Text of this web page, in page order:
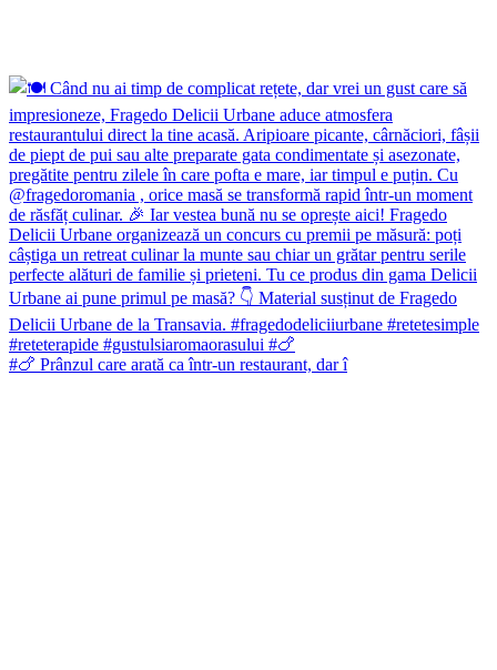
#🍗 Prânzul care arată ca într-un restaurant, dar î